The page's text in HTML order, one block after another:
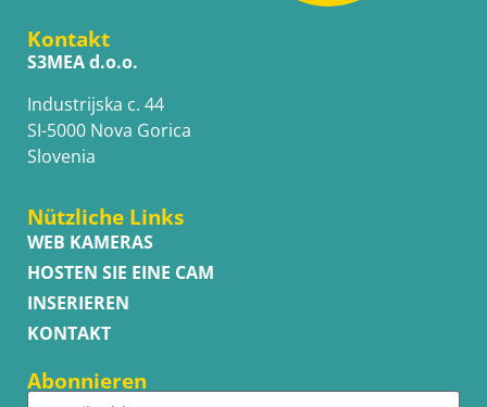
Kontakt
S3MEA d.o.o.
Industrijska c. 44
SI-5000 Nova Gorica
Slovenia
Nützliche Links
WEB KAMERAS
HOSTEN SIE EINE CAM
INSERIEREN
KONTAKT
Abonnieren